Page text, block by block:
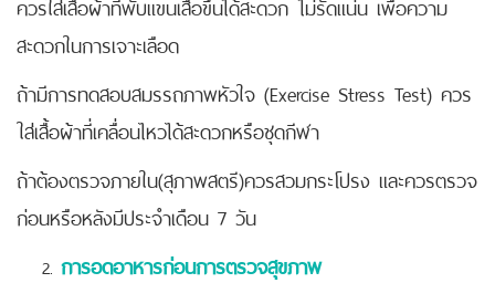
สะดวกในการเจาะเลือด
ถ้ามีการทดสอบสมรรถภาพหัวใจ (Exercise Stress Test) ควร
ใส่เสื้อผ้าที่เคลื่อนไหวได้สะดวกหรือชุดกีฬา
ถ้าต้องตรวจภายใน(สุภาพสตรี)ควรสวมกระโปรง และควรตรวจ
ก่อนหรือหลังมีประจำเดือน 7 วัน
การอดอาหารก่อนการตรวจสุขภาพ